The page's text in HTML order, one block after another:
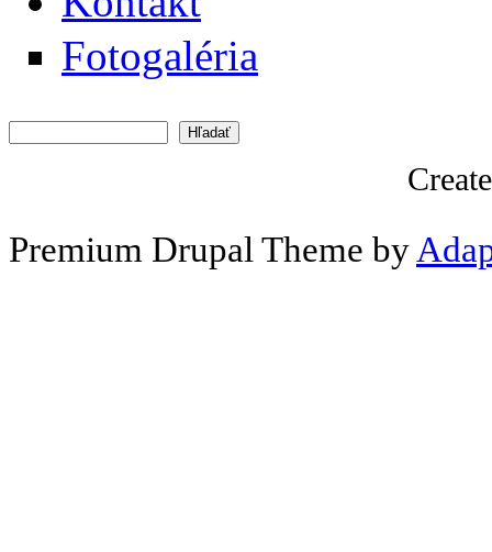
Fotogaléria
Premium Drupal Theme by